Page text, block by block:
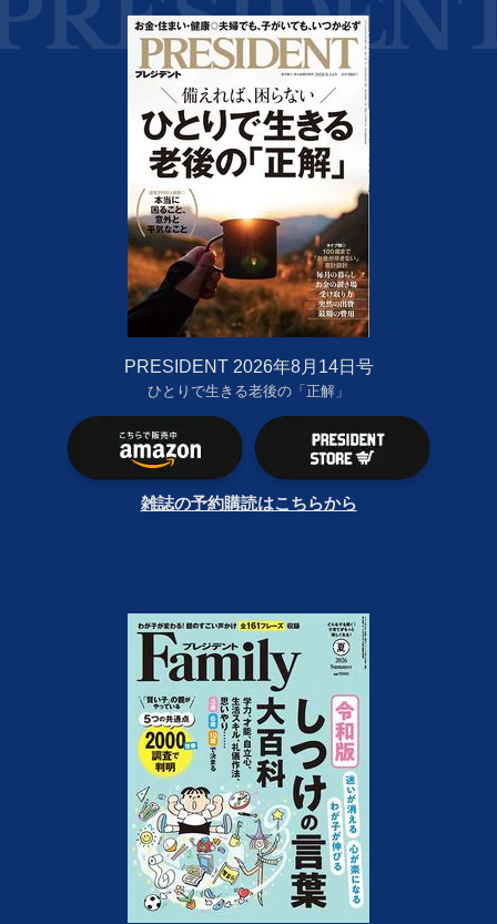
PRESIDENT 2026年8月14日号
ひとりで生きる老後の「正解」
雑誌の予約購読はこちらから